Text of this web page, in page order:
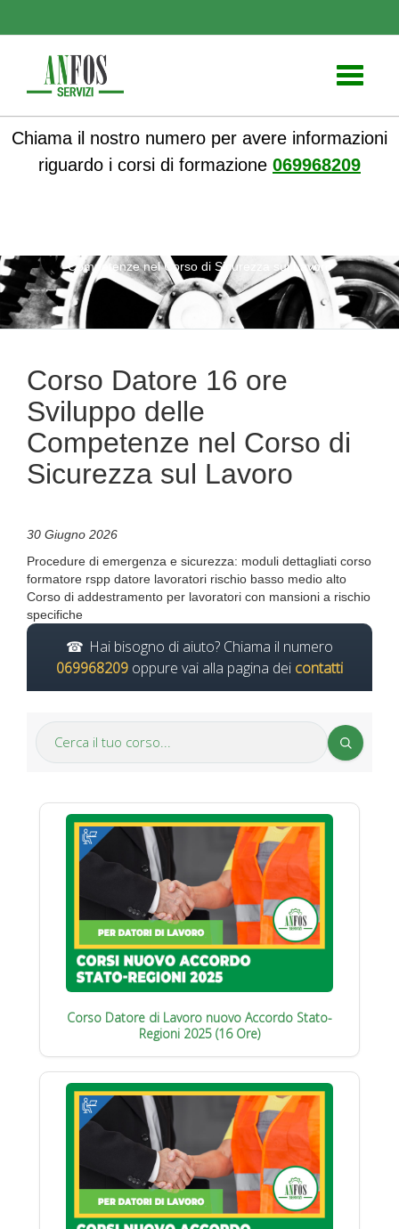
Toggle
Chiama il nostro numero per avere informazioni
riguardo i corsi di formazione 069968209
Competenze nel Corso di Sicurezza sul Lavoro
Corso Datore 16 ore
Sviluppo delle
Competenze nel Corso di
Sicurezza sul Lavoro
30 Giugno 2026
Procedure di emergenza e sicurezza: moduli dettagliati corso
formatore rspp datore lavoratori rischio basso medio alto
Corso di addestramento per lavoratori con mansioni a rischio
specifiche
Hai bisogno di aiuto? Chiama il numero
069968209 oppure vai alla pagina dei contatti
Corso Datore di Lavoro nuovo Accordo Stato-
Regioni 2025 (16 Ore)